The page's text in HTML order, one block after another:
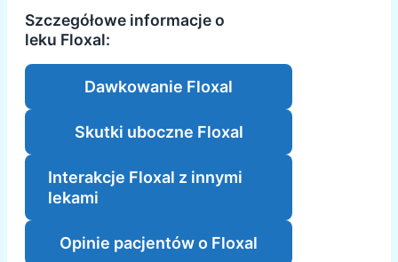
Szczegółowe informacje o
leku Floxal:
Dawkowanie Floxal
Skutki uboczne Floxal
Interakcje Floxal z innymi
lekami
Opinie pacjentów o Floxal